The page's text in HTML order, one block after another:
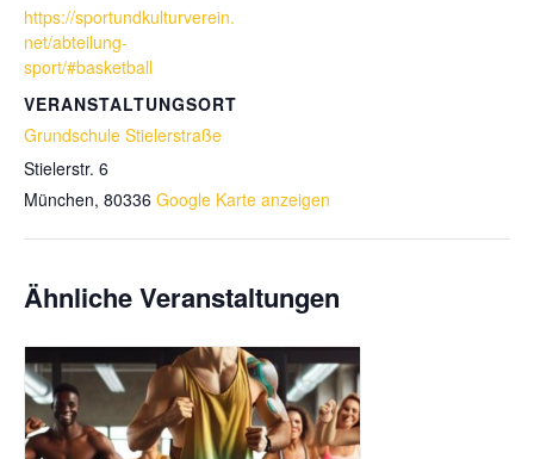
https://sportundkulturverein.
net/abteilung-
sport/#basketball
VERANSTALTUNGSORT
Grundschule Stielerstraße
Stielerstr. 6
München, 80336 Google Karte anzeigen
Ähnliche Veranstaltungen